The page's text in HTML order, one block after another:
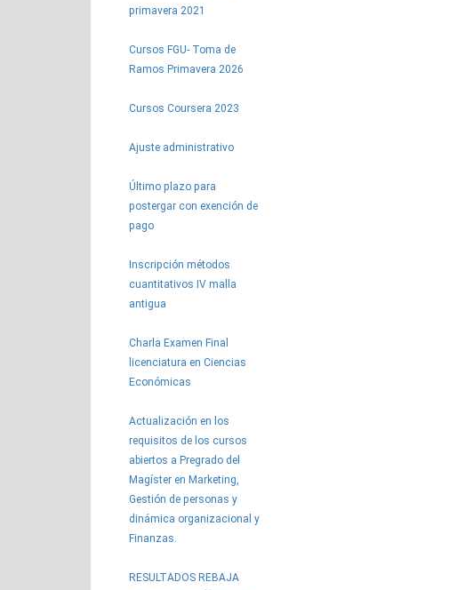
primavera 2021
Cursos FGU- Toma de
Ramos Primavera 2026
Cursos Coursera 2023
Ajuste administrativo
Último plazo para
postergar con exención de
pago
Inscripción métodos
cuantitativos IV malla
antigua
Charla Examen Final
licenciatura en Ciencias
Económicas
Actualización en los
requisitos de los cursos
abiertos a Pregrado del
Magíster en Marketing,
Gestión de personas y
dinámica organizacional y
Finanzas.
RESULTADOS REBAJA